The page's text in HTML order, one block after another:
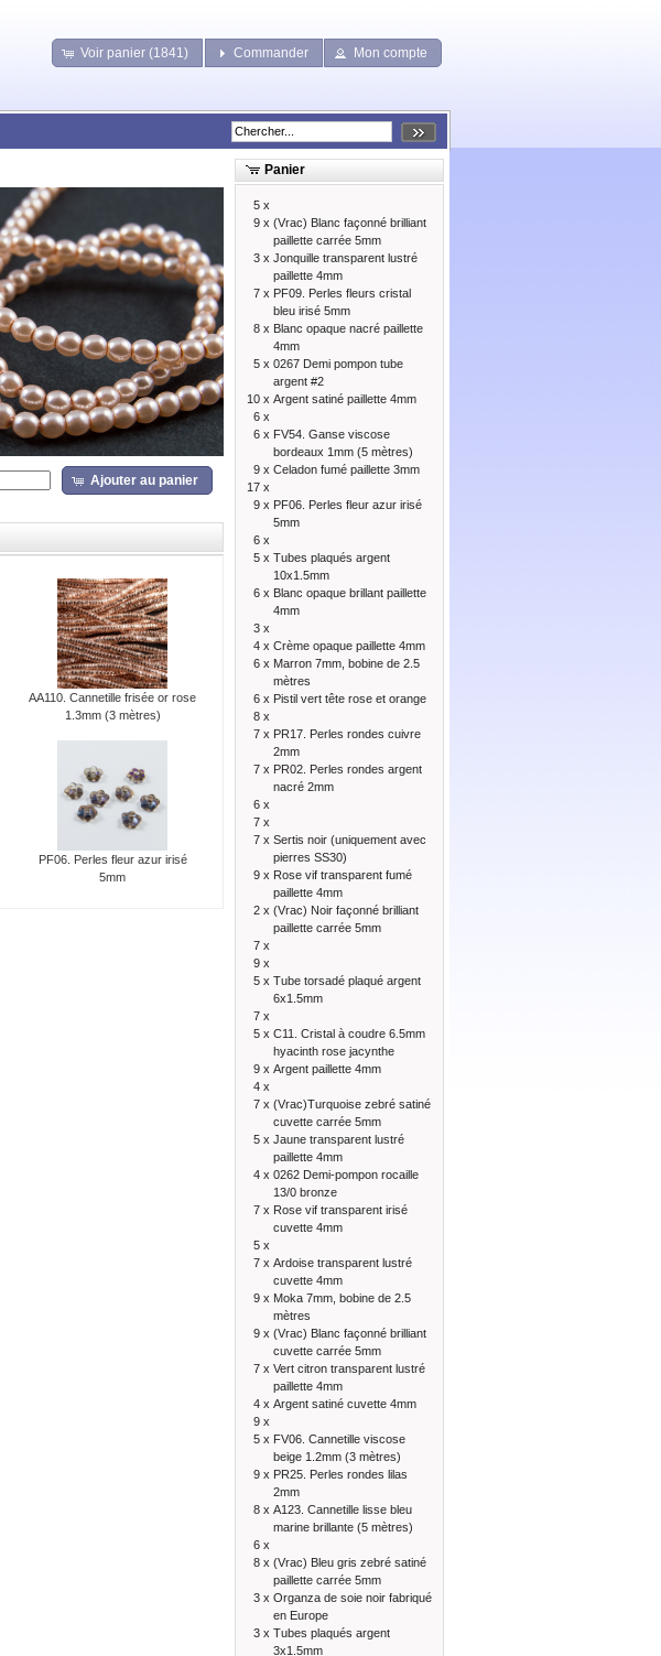
Voir panier (1841) Commander Mon compte
Ajouter au panier
AA110. Cannetille frisée or rose
1.3mm (3 mètres)
PF06. Perles fleur azur irisé
5mm
Panier
5 x
9 x (Vrac) Blanc façonné brilliant
paillette carrée 5mm
3 x Jonquille transparent lustré
paillette 4mm
7 x PF09. Perles fleurs cristal
bleu irisé 5mm
8 x Blanc opaque nacré paillette
4mm
5 x 0267 Demi pompon tube
argent #2
10 x Argent satiné paillette 4mm
6 x
6 x FV54. Ganse viscose
bordeaux 1mm (5 mètres)
9 x Celadon fumé paillette 3mm
17 x
9 x PF06. Perles fleur azur irisé
5mm
6 x
5 x Tubes plaqués argent
10x1.5mm
6 x Blanc opaque brillant paillette
4mm
3 x
4 x Crème opaque paillette 4mm
6 x Marron 7mm, bobine de 2.5
mètres
6 x Pistil vert tête rose et orange
8 x
7 x PR17. Perles rondes cuivre
2mm
7 x PR02. Perles rondes argent
nacré 2mm
6 x
7 x
7 x Sertis noir (uniquement avec
pierres SS30)
9 x Rose vif transparent fumé
paillette 4mm
2 x (Vrac) Noir façonné brilliant
paillette carrée 5mm
7 x
9 x
5 x Tube torsadé plaqué argent
6x1.5mm
7 x
5 x C11. Cristal à coudre 6.5mm
hyacinth rose jacynthe
9 x Argent paillette 4mm
4 x
7 x (Vrac)Turquoise zebré satiné
cuvette carrée 5mm
5 x Jaune transparent lustré
paillette 4mm
4 x 0262 Demi-pompon rocaille
13/0 bronze
7 x Rose vif transparent irisé
cuvette 4mm
5 x
7 x Ardoise transparent lustré
cuvette 4mm
9 x Moka 7mm, bobine de 2.5
mètres
9 x (Vrac) Blanc façonné brilliant
cuvette carrée 5mm
7 x Vert citron transparent lustré
paillette 4mm
4 x Argent satiné cuvette 4mm
9 x
5 x FV06. Cannetille viscose
beige 1.2mm (3 mètres)
9 x PR25. Perles rondes lilas
2mm
8 x A123. Cannetille lisse bleu
marine brillante (5 mètres)
6 x
8 x (Vrac) Bleu gris zebré satiné
paillette carrée 5mm
3 x Organza de soie noir fabriqué
en Europe
3 x Tubes plaqués argent
3x1.5mm